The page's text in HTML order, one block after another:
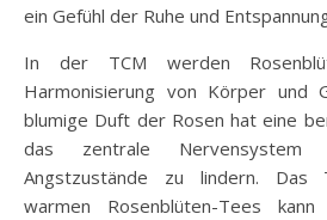
ein Gefühl der Ruhe und
In der TCM werden
Harmonisierung von Körper und
blumige Duft der Rosen hat eine
das zentrale
Angstzustände zu lindern. Das
warmen Rosenblüten-Tees